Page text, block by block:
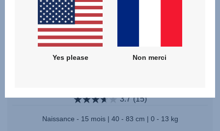
3.7 (15)
Naissance - 15 mois | 40 - 83 cm | 0 - 13 kg
Yes please Non merci